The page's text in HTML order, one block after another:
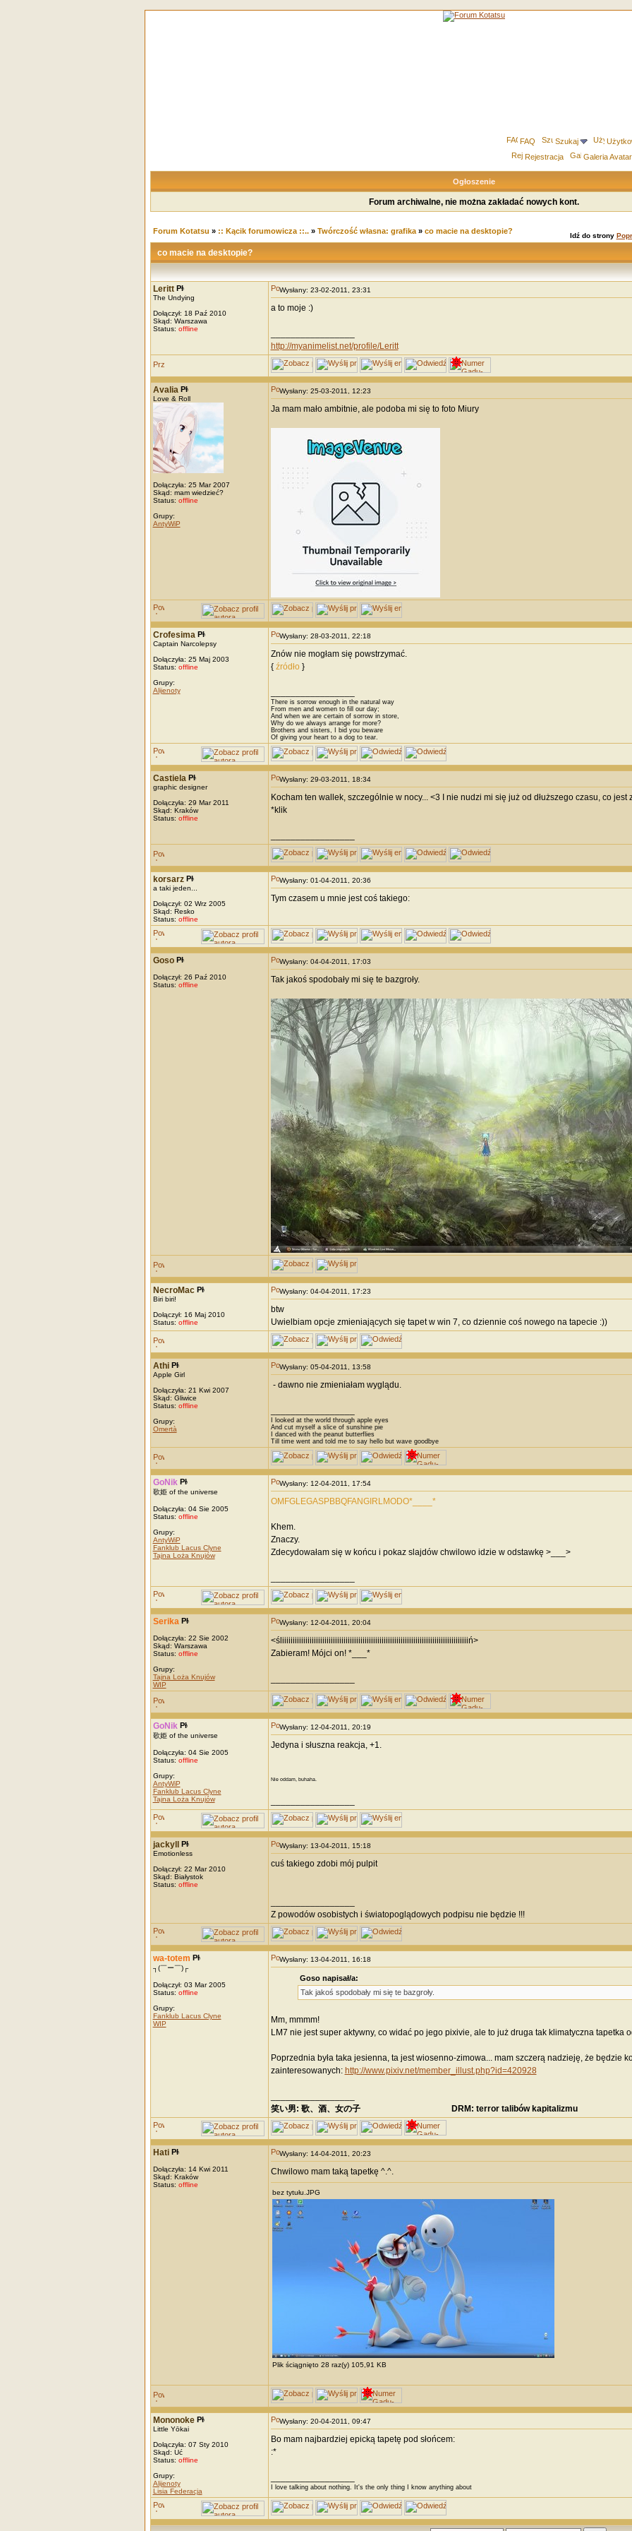
FAQ Szukaj
Rejestracja
Galeria
Ogłoszenie
Forum archiwalne, nie można zakładać nowych kont.
Forum Kotatsu » :: Kącik forumowicza ::..» Twórczość własna: grafika» co macie na desktopie?
Idź do strony
co macie na desktopie?
Leritt
The Undying
Dołączył: 18 Paź 2010
Skąd: Warszawa
Status: offline
Wysłany: 23-02-2011, 23:31
a to moje :)
http://myanimelist.net/profile/Leritt
Avalia
Love & Roll
Dołączyła: 25 Mar 2007
Skąd: mam wiedzieć?
Status: offline
Grupy:
AntyWiP
Wysłany: 25-03-2011, 12:23
Ja mam mało ambitnie, ale podoba mi się to foto Miury
Crofesima
Captain Narcolepsy
Dołączyła: 25 Maj 2003
Status: offline
Grupy:
Alijenoty
Wysłany: 28-03-2011, 22:18
Znów nie mogłam się powstrzymać.
{ źródło}
There is sorrow enough in the natural way
From men and women to fill our day;
And when we are certain of sorrow in store,
Why do we always arrange for more?
Brothers and sisters, I bid you beware
Of giving your heart to a dog to tear.
Castiela
graphic designer
Dołączyła: 29 Mar 2011
Skąd: Kraków
Status: offline
Wysłany: 29-03-2011, 18:34
Kocham ten wallek, szczególnie w nocy... <3 I nie nudzi mi się już od dłuższego czasu, co jest
*klik
korsarz
a taki jeden...
Dołączył: 02 Wrz 2005
Skąd: Resko
Status: offline
Wysłany: 01-04-2011, 20:36
Tym czasem u mnie jest coś takiego:
Goso
Dołączył: 26 Paź 2010
Status: offline
Wysłany: 04-04-2011, 17:03
Tak jakoś spodobały mi się te bazgroły.
NecroMac
Biri biri!
Dołączył: 16 Maj 2010
Status: offline
Wysłany: 04-04-2011, 17:23
btw
Uwielbiam opcje zmieniających się tapet w win 7, co dziennie coś nowego na tapecie :))
Athi
Apple Girl
Dołączyła: 21 Kwi 2007
Skąd: Gliwice
Status: offline
Grupy:
Omertà
Wysłany: 05-04-2011, 13:58
- dawno nie zmieniałam wyglądu.
I looked at the world through apple eyes
And cut myself a slice of sunshine pie
I danced with the peanut butterflies
Till time went and told me to say hello but wave goodbye
GoNik
歌姫 of the universe
Dołączyła: 04 Sie 2005
Status: offline
Grupy:
AntyWiP
Fanklub Lacus Clyne
Tajna Loża Knujów
Wysłany: 12-04-2011, 17:54
OMFGLEGASPBBQFANGIRLMODO*____*
Khem.
Znaczy.
Zdecydowałam się w końcu i pokaz slajdów chwilowo idzie w odstawkę >___>
Serika
Dołączyła: 22 Sie 2002
Skąd: Warszawa
Status: offline
Grupy:
Tajna Loża Knujów
WIP
Wysłany: 12-04-2011, 20:04
<śliiiiiiiiiiiiiiiiiiiiiiiiiiiiiiiiiiiiiiiiiiiiiiiiiiiiiiiiiiiiiiiiiiiiiiiiiiiiiiiiiiiiiiiiń>
Zabieram! Mójci on! *___*
GoNik
歌姫 of the universe
Dołączyła: 04 Sie 2005
Status: offline
Grupy:
AntyWiP
Fanklub Lacus Clyne
Tajna Loża Knujów
Wysłany: 12-04-2011, 20:19
Jedyna i słuszna reakcja, +1.
Nie oddam, buhaha.
jackyll
Emotionless
Dołączył: 22 Mar 2010
Skąd: Białystok
Status: offline
Wysłany: 13-04-2011, 15:18
cuś takiego zdobi mój pulpit
Z powodów osobistych i światopoglądowych podpisu nie będzie !!!
wa-totem
┐(￣ー￣)┌
Dołączył: 03 Mar 2005
Status: offline
Grupy:
Fanklub Lacus Clyne
WIP
Wysłany: 13-04-2011, 16:18
Goso napisał/a:
Tak jakoś spodobały mi się te bazgroły.
Mm, mmmm!
LM7 nie jest super aktywny, co widać po jego pixivie, ale to już druga tak klimatyczna tapetka
Poprzednia była taka jesienna, ta jest wiosenno-zimowa... mam szczerą nadzieję, że będzie
zainteresowanych: http://www.pixiv.net/member_illust.php?id=420928
笑い男: 歌、酒、女の子 DRM: terror talibów kapitalizmu
Hati
Dołączyła: 14 Kwi 2011
Skąd: Kraków
Status: offline
Wysłany: 14-04-2011, 20:23
Chwilowo mam taką tapetkę ^.^.
bez tytułu.JPG
Plik ściągnięto 28 raz(y) 105,91 KB
Mononoke
Little Yōkai
Dołączyła: 07 Sty 2010
Skąd: Uć
Status: offline
Grupy:
Alijenoty
Lisia Federacja
Wysłany: 20-04-2011, 09:47
Bo mam najbardziej epicką tapetę pod słońcem:
:*
I love talking about nothing. It's the only thing I know anything about